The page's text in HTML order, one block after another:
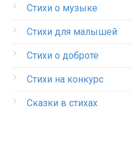
Стихи о музыке
Стихи для малышей
Стихи о доброте
Стихи на конкурс
Сказки в стихах